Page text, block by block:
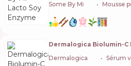
Some By Mi
Mousse
Dermalogica Biolumin-
Dermalogica
Sérum